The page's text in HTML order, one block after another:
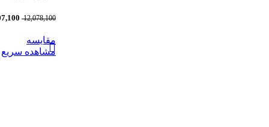
12,078,100
مقایسه
مشاهده سریع